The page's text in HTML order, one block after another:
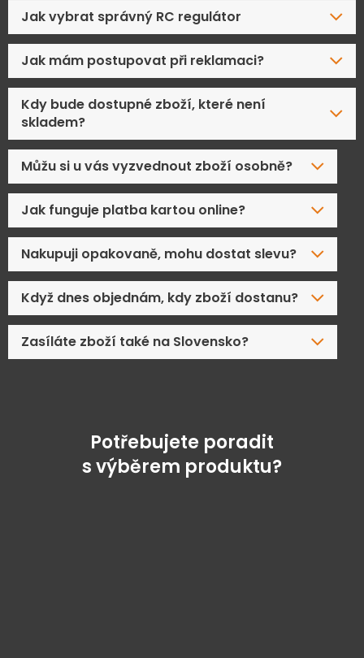
Jak vybrat správný RC regulátor
Jak mám postupovat při reklamaci?
Kdy bude dostupné zboží, které není
skladem?
Můžu si u vás vyzvednout zboží osobně?
Jak funguje platba kartou online?
Nakupuji opakovaně, mohu dostat slevu?
Když dnes objednám, kdy zboží dostanu?
Zasíláte zboží také na Slovensko?
Potřebujete poradit
s výběrem produktu?